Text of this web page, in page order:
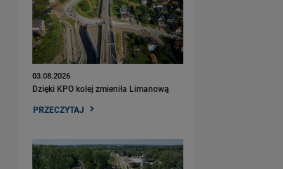
03.08.2026
Dzięki KPO kolej zmieniła Limanową
PRZECZYTAJ